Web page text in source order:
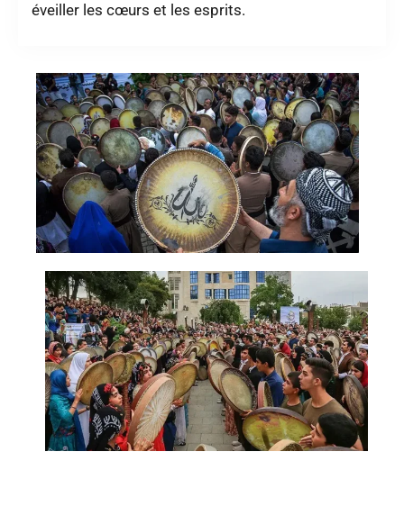
éveiller les cœurs et les esprits.